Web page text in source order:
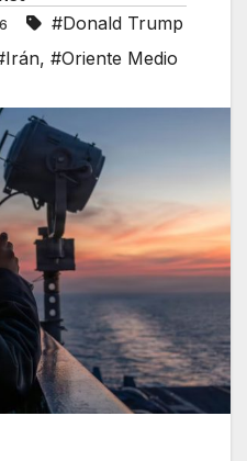
#Donald Trump
, #Oriente Medio